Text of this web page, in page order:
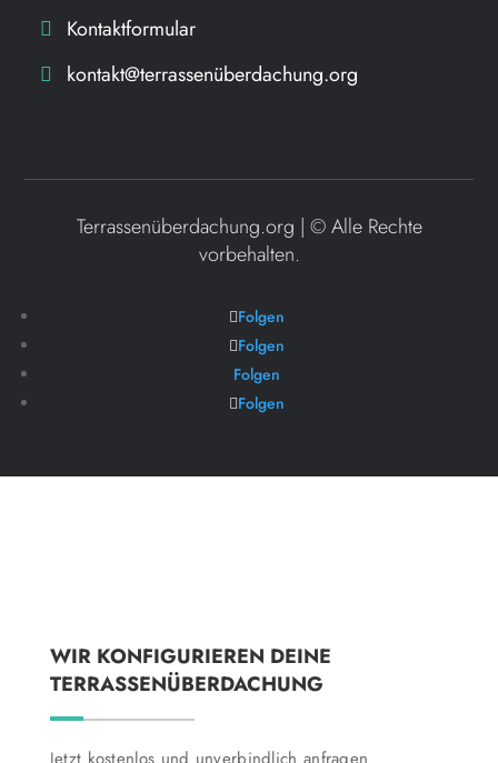
Kontaktformular
kontakt@terrassenüberdachung.org
Terrassenüberdachung.org | ©Alle Rechte
vorbehalten.
Folgen
Folgen
Folgen
Folgen
WIR KONFIGURIEREN DEINE
TERRASSENÜBERDACHUNG